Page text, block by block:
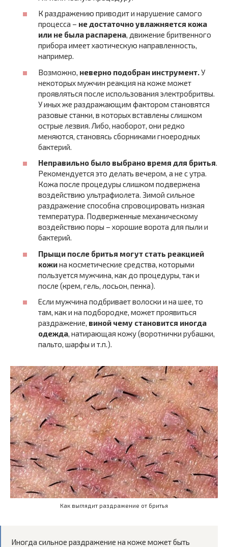
К раздражению приводит и нарушение самого
процесса – не достаточно увлажняется кожа
или не была распарена, движение бритвенного
прибора имеет хаотическую направленность,
например.
Возможно, неверно подобран инструмент.У
некоторых мужчин реакция на коже может
проявляться после использования электробритвы.
У иных же раздражающим фактором становятся
разовые станки, в которых вставлены слишком
острые лезвия. Либо, наоборот, они редко
меняются, становясь сборниками гноеродных
бактерий.
Неправильно было выбрано время для бритья.
Рекомендуется это делать вечером, а не с утра.
Кожа после процедуры слишком подвержена
воздействию ультрафиолета. Зимой сильное
раздражение способна спровоцировать низкая
температура. Подверженные механическому
воздействию поры – хорошие ворота для пыли и
бактерий.
Прыщи после бритья могут стать реакцией
кожина косметические средства, которыми
пользуется мужчина, как до процедуры, так и
после (крем, гель, лосьон, пенка).
Если мужчина подбривает волоски и на шее, то
там, как и на подбородке, может проявиться
раздражение, виной чему становится иногда
одежда, натирающая кожу (воротнички рубашки,
пальто, шарфы и т.п.).
Как выглядит раздражение от бритья
Иногда сильное раздражение на коже может быть